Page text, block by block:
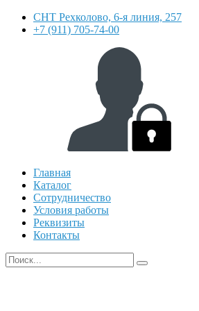
СНТ Рехколово, 6-я линия, 257
+7 (911) 705-74-00
Главная
Каталог
Сотрудничество
Условия работы
Реквизиты
Контакты